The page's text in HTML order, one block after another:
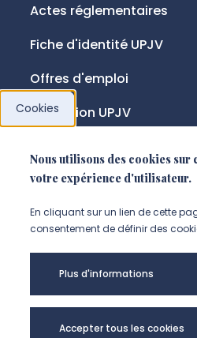
Actes réglementaires
Fiche d'identité UPJV
Offres d'emploi
Fondation UPJV
NOUS SUIVRE
Suivez-nous
Suivez-
Mentions légales
Accessibilité
Cookies
Nous utilisons des cookies
votre expérience d'utilisateur.
En cliquant sur un lien de cette
consentement de définir des
Plus d'informations
Accepter tous les cookies